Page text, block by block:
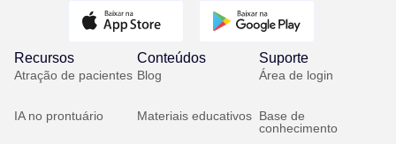
Recursos
Atração de pacientes
IA no prontuário
Conteúdos
Blog
Materiais educativos
Suporte
Área de login
Base de
conhecimento